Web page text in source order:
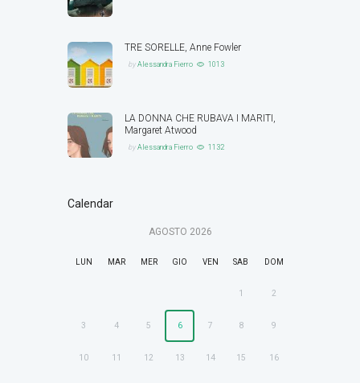
TRE SORELLE, Anne Fowler
byAlessandra Fierro 1013
LA DONNA CHE RUBAVA I MARITI,
Margaret Atwood
byAlessandra Fierro 1132
Calendar
AGOSTO 2026
LUN MAR MER GIO VEN SAB DOM
1 2
3 4 5 6 7 8 9
10 11 12 13 14 15 16